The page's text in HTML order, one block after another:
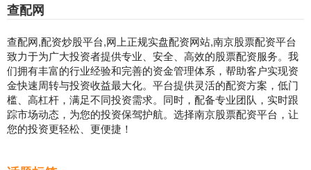
查配网
查配网,配资炒股平台,网上正规实盘配资网站,南京股票配资平台
致力于为广大投资者提供专业、安全、高效的股票配资服务。我
们拥有丰富的行业经验和完善的资金管理体系，帮助客户实现资
金快速周转与投资收益最大化。平台提供灵活的配资方案，低门
槛、高杠杆，满足不同投资需求。同时，配备专业团队，实时跟
踪市场动态，为您的投资保驾护航。选择南京股票配资平台，让
您的投资更轻松、更便捷！